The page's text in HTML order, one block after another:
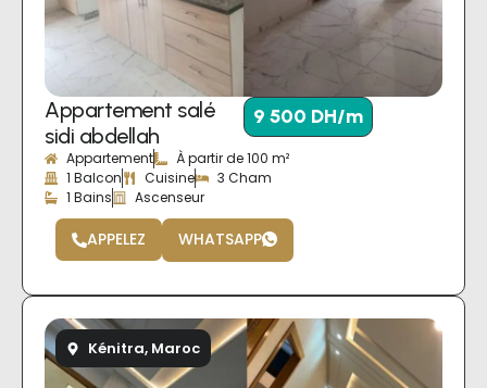
Appartement salé
sidi abdellah
9 500 DH/m
Appartement
À partir de 100 m²
1 Balcon
Cuisine
3 Cham
1 Bains
Ascenseur
APPELEZ WHATSAPP
Kénitra, Maroc